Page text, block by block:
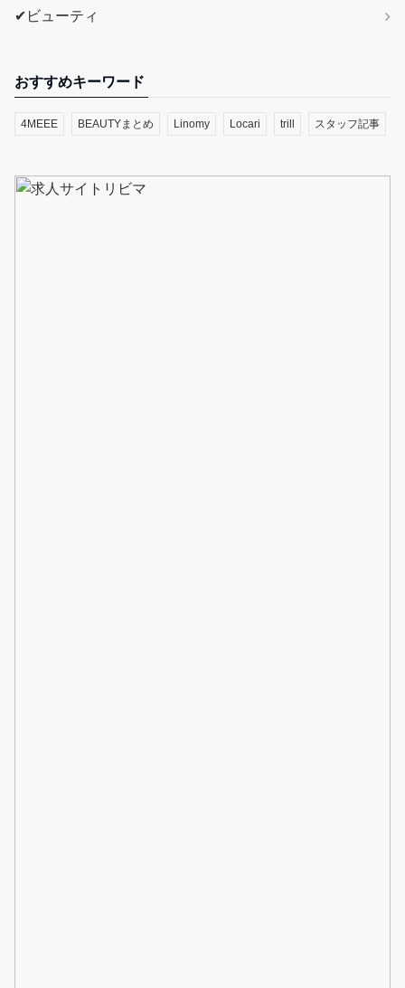
✔ビューティ
おすすめキーワード
4MEEE BEAUTYまとめ Linomy Locari trill スタッフ記事